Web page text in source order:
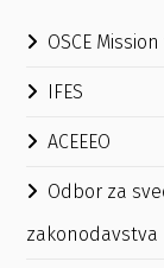
OSCE
IFES
ACEEEO
Odbor za
zakonodavstva